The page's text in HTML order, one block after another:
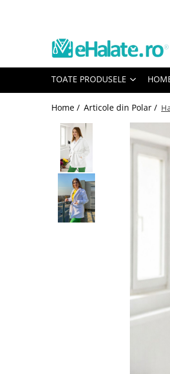
Toate Produsele
Bluze Unisex
Bluze unisex cu imprimeuri
Bluze medicale uni
Halate medicale
Halate Bianca
Halate medicale P2 cu fluturas
TOATE PRODUSELE
Home / Articole din Polar /